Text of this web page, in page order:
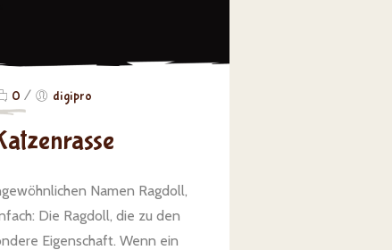
0 / digipro
Namen Ragdoll,
Die Ragdoll, die zu den
Eigenschaft. Wenn ein